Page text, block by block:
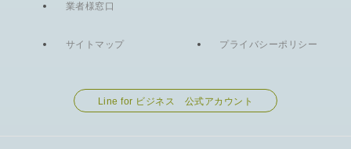
業者様窓口
サイトマップ プライバシーポリシー
Line for ビジネス 公式アカウント